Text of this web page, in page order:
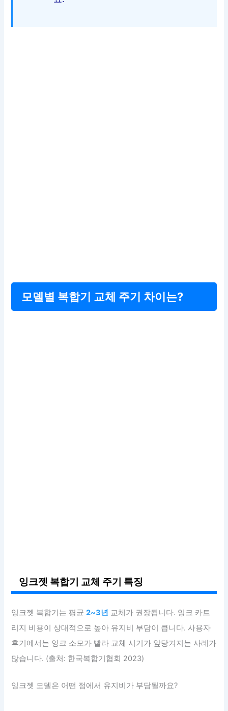
모델별 복합기 교체 주기 차이는?
잉크젯 복합기 교체 주기 특징
잉크젯 복합기는 평균2~3년 교체가 권장됩니다. 잉크 카트
리지 비용이 상대적으로 높아 유지비 부담이 큽니다. 사용자
후기에서는 잉크 소모가 빨라 교체 시기가 앞당겨지는 사례가
많습니다. (출처: 한국복합기협회 2023)
잉크젯 모델은 어떤 점에서 유지비가 부담될까요?